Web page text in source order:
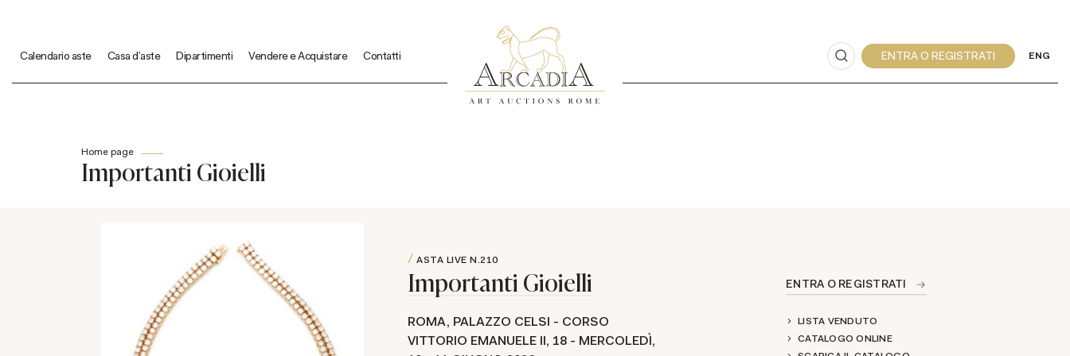
Calendario aste Casa d'aste Dipartimenti Vendere e Acquistare Contatti ENG
Home page
Importanti Gioielli
ASTA LIVE N.210
Importanti Gioielli
ROMA, PALAZZO CELSI - CORSO
VITTORIO EMANUELE II, 18 - MERCOLEDÌ,
ENTRA O REGISTRATI
LISTA VENDUTO
CATALOGO ONLINE